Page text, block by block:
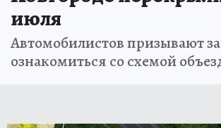
июля
Автомобилистов призывают
ознакомиться со схемой